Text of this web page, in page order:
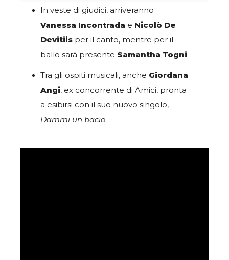
In veste di giudici, arriveranno
Vanessa Incontrada e Nicolò De
Devitiis per il canto, mentre per il
ballo sarà presente Samantha Togni
Tra gli ospiti musicali, anche Giordana
Angi, ex concorrente di Amici, pronta
a esibirsi con il suo nuovo singolo,
Dammi un bacio